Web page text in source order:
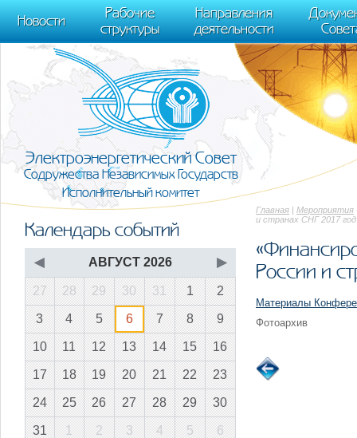
m[i].l=1*new Date(); for (var j = 0; j < document.scripts.length; j++) {if
[0],k.async=1,k.src=r,a.parentNode.insertBefore(k,a)}) (window,
trackLinks:true, accurateTrackBounce:true });
Новости
Рабочие
структуры
Направления
деятельности
Электроэнергетический Совет
Содружества Независимых Государств
Исполнительный комитет
Главная | Мероприятия
и странах СНГ 2017 год
России и
Материалы
Фотоархив
Календарь событий
◀ АВГУСТ 2026 ▶
27 28 29 30 31 1 2
3 4 5 6 7 8 9
10 11 12 13 14 15 16
17 18 19 20 21 22 23
24 25 26 27 28 29 30
31 1 2 3 4 5 6